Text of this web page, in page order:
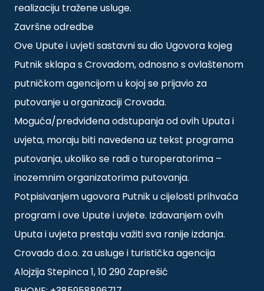
realizaciju tražene usluge.
Završne odredbe
Ove Upute i uvjeti sastavni su dio Ugovora kojeg
Putnik sklapa s Crovadom, odnosno s ovlaštenom
putničkom agencijom u kojoj se prijavio za
putovanje u organizaciji Crovada.
Moguća/predviđena odstupanja od ovih Uputa i
uvjeta, moraju biti navedena uz tekst programa
putovanja, ukoliko se radi o turoperatorima –
inozemnim organizatorima putovanja.
Potpisivanjem ugovora Putnik u cijelosti prihvaća
program i ove Upute i uvjete. Izdavanjem ovih
Uputa i uvjeta prestaju važiti sva ranije izdanja.
Crovado d.o.o. za usluge i turistička agencija
Alojzija Stepinca 1, 10 290 Zaprešić